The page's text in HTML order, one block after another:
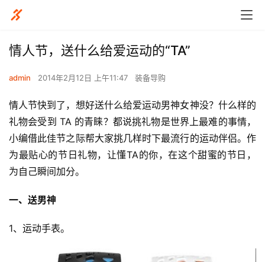
情人节，送什么给爱运动的“TA”
admin 2014年2月12日 上午11:47 装备导购
情人节快到了，想好送什么给爱运动男神女神没？什么样的
礼物会受到 TA 的青睐？都说挑礼物是世界上最难的事情，
小编借此佳节之际帮大家挑几样时下最流行的运动伴侣。作
为最贴心的节日礼物，让懂TA的你，在这个甜蜜的节日，
为自己瞬间加分。
一、送男神
1、运动手表。